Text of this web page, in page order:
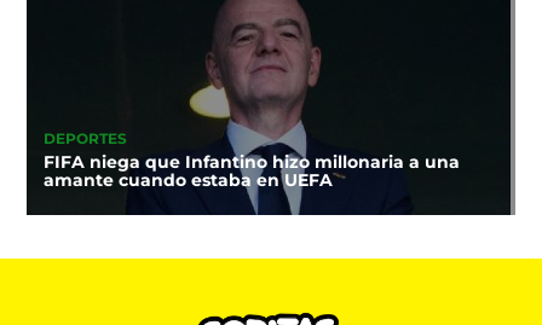
DEPORTES
FIFA niega que Infantino hizo millonaria a una
amante cuando estaba en UEFA